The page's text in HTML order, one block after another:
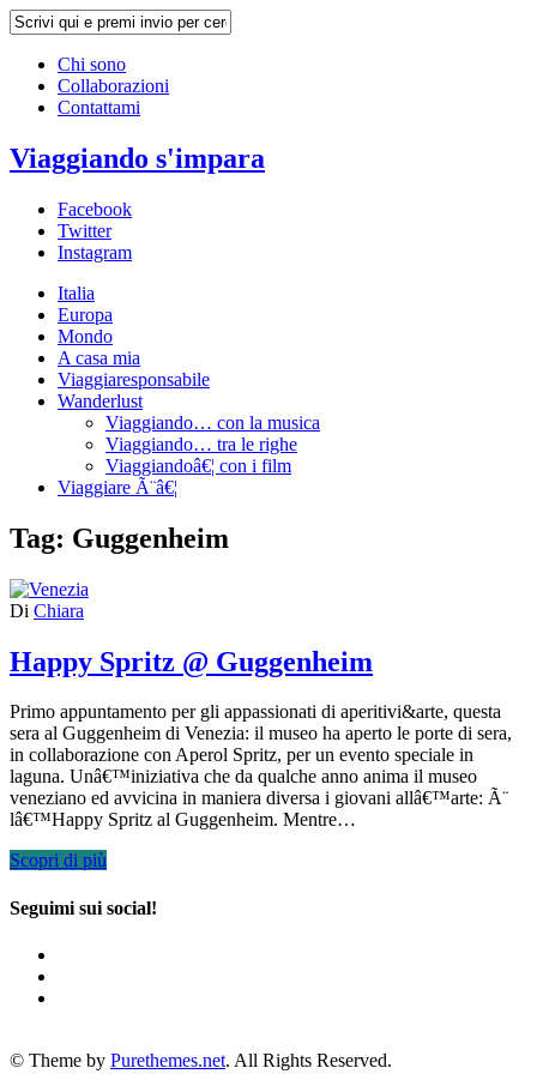
Chi sono
Collaborazioni
Contattami
Viaggiando s'impara
Facebook
Twitter
Instagram
Italia
Europa
Mondo
A casa mia
Viaggiaresponsabile
Wanderlust
Viaggiando… con la musica
Viaggiando… tra le righe
Viaggiandoâ€¦ con i film
Viaggiare Ã¨â€¦
Tag: Guggenheim
Di Chiara
Happy Spritz @ Guggenheim
Primo appuntamento per gli appassionati di aperitivi&arte, questa
sera al Guggenheim di Venezia: il museo ha aperto le porte di sera,
in collaborazione con Aperol Spritz, per un evento speciale in
laguna. Unâ€™iniziativa che da qualche anno anima il museo
veneziano ed avvicina in maniera diversa i giovani allâ€™arte: Ã¨
lâ€™Happy Spritz al Guggenheim. Mentre…
Scopri di più
Seguimi sui social!
© Theme by Purethemes.net. All Rights Reserved.